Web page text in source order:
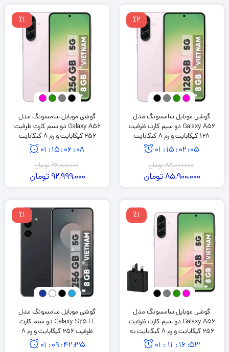
٪2
گوشی موبایل سامسونگ مدل
Galaxy A56 دو سیم کارت ظرفیت
128 گیگابایت و رم 8 گیگابایت
05
:
02
:
15
:
01
88,000,000تومان
85,900,000تومان
٪1
گوشی موبایل سامسونگ مدل
Galaxy A56 دو سیم کارت ظرفیت
256 گیگابایت و رم 8 گیگابایت
08
:
06
:
15
:
01
96,000,000تومان
92,999,000تومان
٪1
گوشی موبایل سامسونگ مدل
Galaxy A56 دو سیم کارت ظرفیت
256 گیگابایت و رم 8 گیگابایت به
همراه شارژر 25 وات سامسونگ
53
:
16
:
11
:
01
٪1
گوشی موبایل سامسونگ مدل
Galaxy S25 FE دو سیم کارت
ظرفیت 256 گیگابایت و رم 8
گیگابایت
35
:
42
:
09
:
01